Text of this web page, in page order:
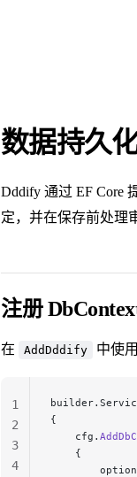
数据持久
Dddify 通过 EF Core
定，并在保存前处理
注册
在 AddDddify 中使用
{
    cfg.
    {
1
2
3
4